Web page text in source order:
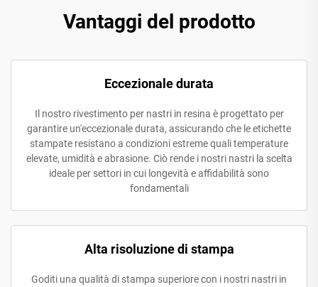
Vantaggi del prodotto
Eccezionale durata
Il nostro rivestimento per nastri in resina è progettato per
garantire un'eccezionale durata, assicurando che le etichette
stampate resistano a condizioni estreme quali temperature
elevate, umidità e abrasione. Ciò rende i nostri nastri la scelta
ideale per settori in cui longevità e affidabilità sono
fondamentali
Alta risoluzione di stampa
Goditi una qualità di stampa superiore con i nostri nastri in